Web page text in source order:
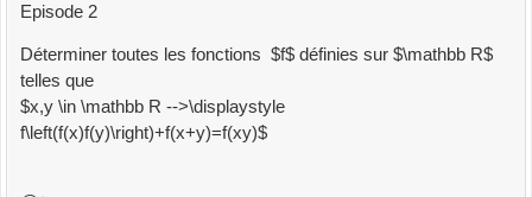
Episode 2
Déterminer toutes les fonctions $f$ définies sur $\mathbb R$
telles que
$x,y \in \mathbb R -->\displaystyle
f\left(f(x)f(y)\right)+f(x+y)=f(xy)$